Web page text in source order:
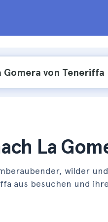
La
wilder
aus besuchen und